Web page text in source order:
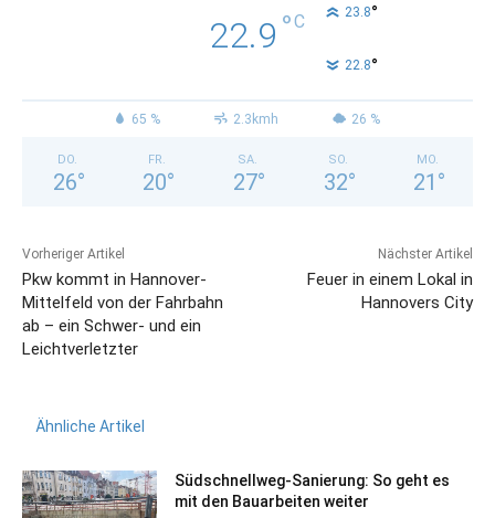
22.9 °C 23.8°
22.8°
65 % 2.3kmh 26 %
DO.
26°
FR.
20°
SA.
27°
SO.
32°
MO.
21 °
Vorheriger Artikel
Pkw kommt in Hannover-
Mittelfeld von der Fahrbahn
ab – ein Schwer- und ein
Leichtverletzter
Nächster Artikel
Feuer in einem Lokal in
Hannovers City
Ähnliche Artikel
Südschnellweg-Sanierung: So geht es
mit den Bauarbeiten weiter